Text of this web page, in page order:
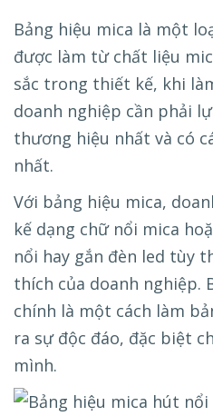
Bảng hiệu mica là một
được làm từ chất liệu
sắc trong thiết kế, khi
doanh nghiệp cần phải
thương hiệu nhất và có
nhất.
Với bảng hiệu mica,
kế dạng chữ nổi mica
nổi hay gắn đèn led tùy
thích của doanh nghiệp.
chính là một cách làm
ra sự độc đáo, đặc biệt
mình.